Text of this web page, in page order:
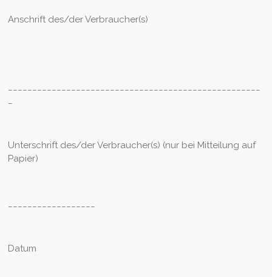
Anschrift des/der Verbraucher(s)
Unterschrift des/der Verbraucher(s) (nur bei Mitteilung auf
Papier)
Datum